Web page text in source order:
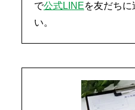
で公式LINEを友だちに
い。